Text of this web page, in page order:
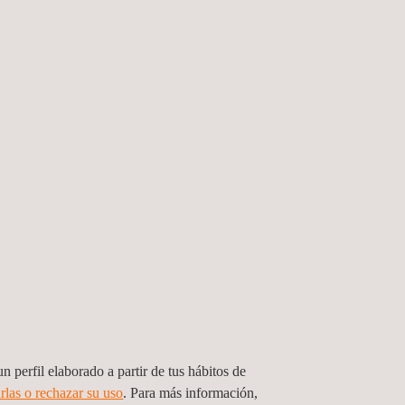
perfil elaborado a partir de tus hábitos de
o rechazar su uso. Para más información,